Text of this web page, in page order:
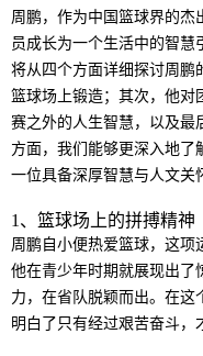
周鹏，作为中国篮球界的杰
员成长为一个生活中的智
将从四个方面详细探讨周鹏
篮球场上锻造；其次，他对
赛之外的人生智慧，以及最
方面，我们能够更深入地了
一位具备深厚智慧与人文关
1、篮球场上的拼搏精神
周鹏自小便热爱篮球，这项
他在青少年时期就展现出了
力，在省队脱颖而出。在这
明白了只有经过艰苦奋斗，